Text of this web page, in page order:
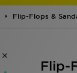
Flip-Flops &
Flip-